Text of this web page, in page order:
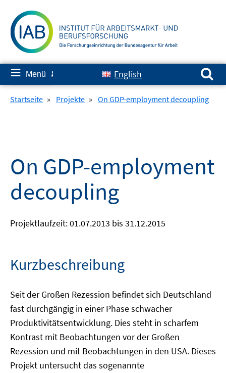
zum
Inhalt
≡ Menü ✘ English
Suchen nach:
Startseite » Projekte » On GDP-employment decoupling
On GDP-employment
decoupling
Projektlaufzeit: 01.07.2013 bis 31.12.2015
Kurzbeschreibung
Seit der Großen Rezession befindet sich Deutschland
fast durchgängig in einer Phase schwacher
Produktivitätsentwicklung. Dies steht in scharfem
Kontrast mit Beobachtungen vor der Großen
Rezession und mit Beobachtungen in den USA. Dieses
Projekt untersucht das sogenannte